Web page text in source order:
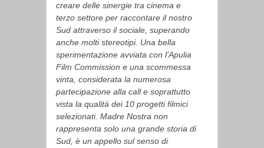
creare delle sinergie tra cinema e
terzo settore per raccontare il nostro
Sud attraverso il sociale, superando
anche molti stereotipi. Una bella
sperimentazione avviata con l’Apulia
Film Commission e una scommessa
vinta, considerata la numerosa
partecipazione alla call e soprattutto
vista la qualità dei 10 progetti filmici
selezionati. Madre Nostra non
rappresenta solo una grande storia di
Sud, è un appello sul senso di